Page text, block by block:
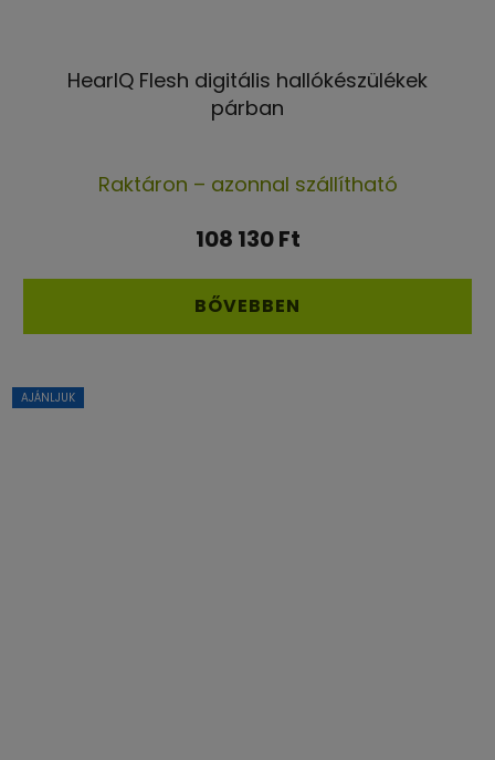
HearIQ Flesh digitális hallókészülékek
párban
termék
átlagos
5-
ből
Raktáron – azonnal szállítható
108 130 Ft
BŐVEBBEN
AJÁNLJUK